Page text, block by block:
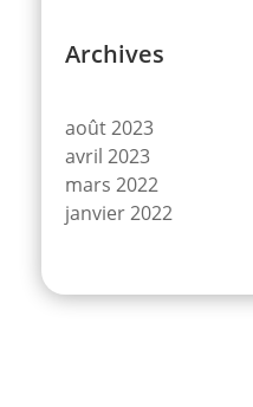
Archives
août 2023
avril 2023
mars 2022
janvier 2022